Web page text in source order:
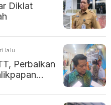
Diklat
lalu
Perbaikan